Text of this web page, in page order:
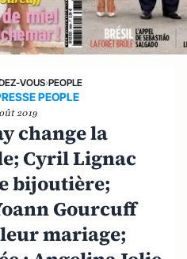
VOUS›PEOPLE
PEOPLE
2019
change la
Cyril Lignac
bijoutière;
Gourcuff
mariage;